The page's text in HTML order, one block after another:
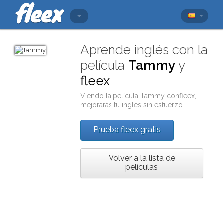
Aprende inglés con la
película Tammy y
fleex
Viendo la películaTammy confleex
mejorarás tu inglés sin esfuerzo
Prueba fleex gratis
Volver a la lista de
películas